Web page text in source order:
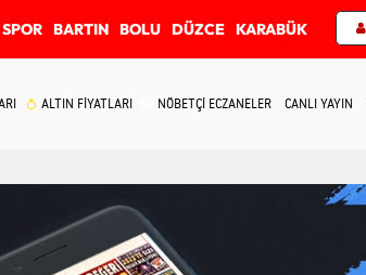
SPOR BARTIN BOLU DÜZCE KARABÜK
ALTIN FİYATLARI NÖBETÇİ ECZANELER CANLI YAYIN